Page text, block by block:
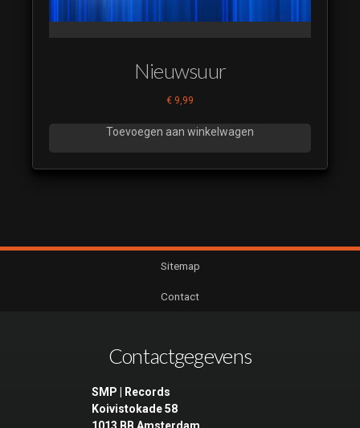
Nieuwsuur
€ 9,99
Toevoegen aan winkelwagen
Sitemap
Contact
Contactgegevens
SMP | Records
Koivistokade 58